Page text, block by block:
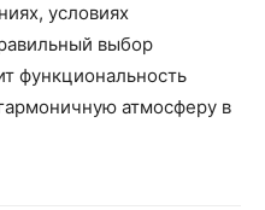
условиях
выбор
функциональность
атмосферу в